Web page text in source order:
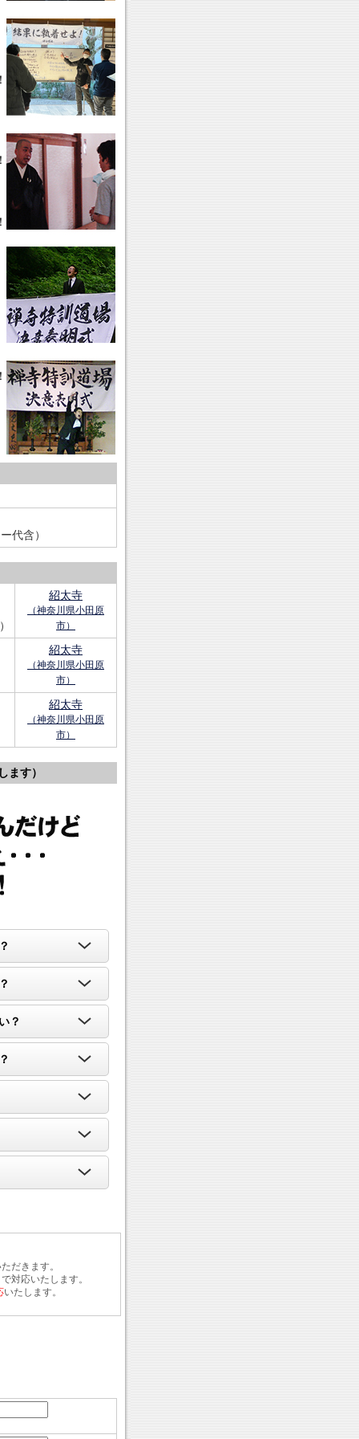
代含）
紹太寺
（神奈川県小田原
市）
紹太寺
（神奈川県小田原
市）
紹太寺
（神奈川県小田原
市）
ます）
？
だきます。
対応いたします。
いたします。